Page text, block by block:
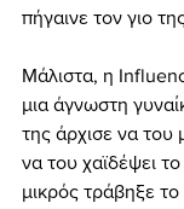
πήγαινε τον γιο
Μάλιστα, η
μια άγνωστη
της άρχισε να του
να του χαϊδέψει
μικρός τράβηξε